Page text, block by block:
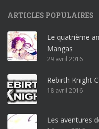
r
o
ff
i
c
e
3
ARTICLES POPULAIRES
Le quatrième
Mangas
29 avril 2016
Rebirth Knight
18 avril 2016
Les aventures